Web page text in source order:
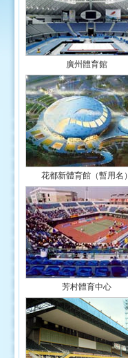
廣州體育館
花都新體育館（暫用名）
芳村體育中心